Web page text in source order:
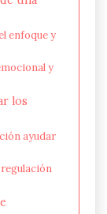
enfoque y
y
los
ayudar
regulación